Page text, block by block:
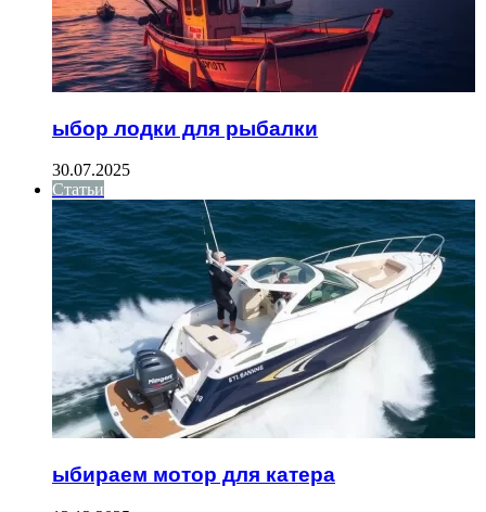
ыбор лодки для рыбалки
30.07.2025
Статьи
ыбираем мотор для катера